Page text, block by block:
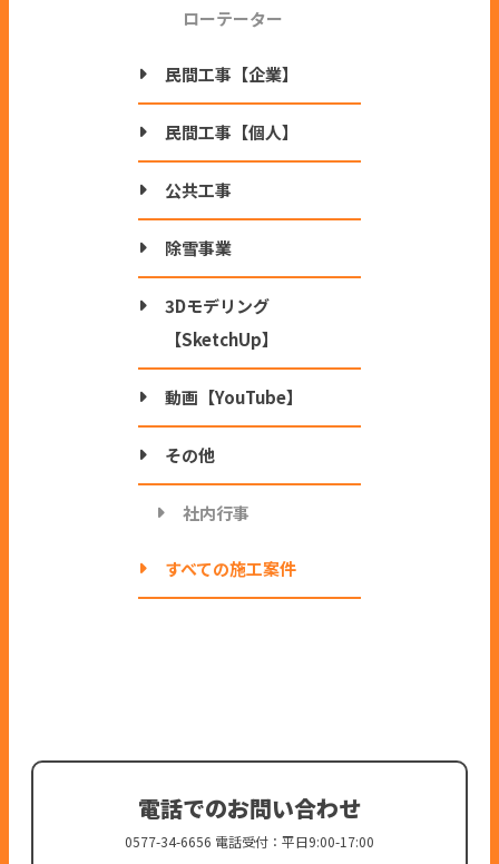
ローテーター
民間工事【企業】
民間工事【個人】
公共工事
除雪事業
3Dモデリング
【SketchUp】
動画【YouTube】
その他
社内行事
すべての施工案件
電話でのお問い合わせ
0577-34-6656 電話受付：平日9:00-17:00